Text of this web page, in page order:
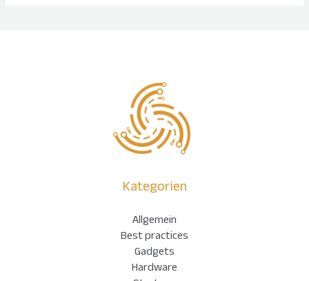
Kategorien
Allgemein
Best practices
Gadgets
Hardware